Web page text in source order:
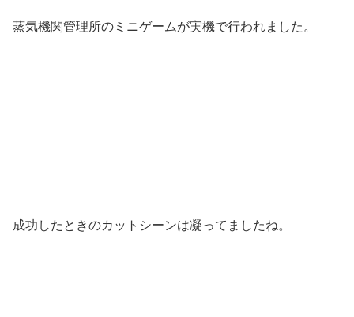
蒸気機関管理所のミニゲームが実機で行われました。
成功したときのカットシーンは凝ってましたね。